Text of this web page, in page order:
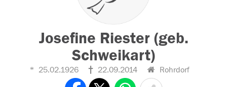
Josefine Riester (geb.
Schweikart)
25.02.1926 22.09.2014 Rohrdorf